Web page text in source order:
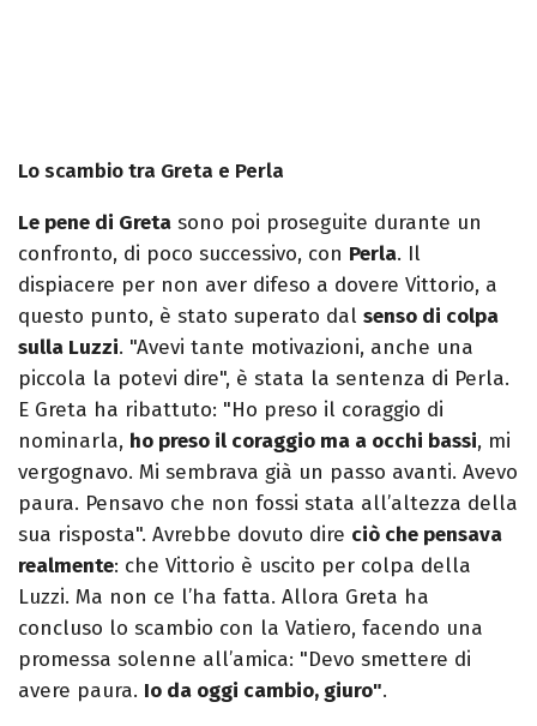
Lo scambio tra Greta e Perla
Le pene di Greta sono poi proseguite durante un
confronto, di poco successivo, con Perla. Il
dispiacere per non aver difeso a dovere Vittorio, a
questo punto, è stato superato dal senso di colpa
sulla Luzzi. "Avevi tante motivazioni, anche una
piccola la potevi dire", è stata la sentenza di Perla.
E Greta ha ribattuto: "Ho preso il coraggio di
nominarla, ho preso il coraggio ma a occhi bassi, mi
vergognavo. Mi sembrava già un passo avanti. Avevo
paura. Pensavo che non fossi stata all’altezza della
sua risposta". Avrebbe dovuto dire ciò che pensava
realmente: che Vittorio è uscito per colpa della
Luzzi. Ma non ce l’ha fatta. Allora Greta ha
concluso lo scambio con la Vatiero, facendo una
promessa solenne all’amica: "Devo smettere di
avere paura. Io da oggi cambio, giuro".